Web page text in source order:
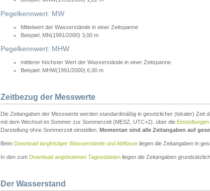
Pegelkennwert: MW
Mittelwert der Wasserstände in einer Zeitspanne
Beispiel: MN(1991/2000) 3,00 m
Pegelkennwert: MHW
mittlerer höchster Wert der Wasserstände in einer Zeitspanne
Beispiel: MHW(1991/2000) 6,00 m
Zeitbezug der Messwerte
Die Zeitangaben der Messwerte werden standardmäßig in gesetzlicher (lokaler) Zeit
mit dem Wechsel im Sommer zur Sommerzeit (MESZ, UTC+2). über die Einstellungen
Darstellung ohne Sommerzeit einstellen. Momentan sind alle Zeitangaben auf
Beim Download langfristiger Wasserstände und Abflüsse liegen die Zeitangaben in
In den zum Download angebotenen Tagesdateien liegen die Zeitangaben
Der Wasserstand